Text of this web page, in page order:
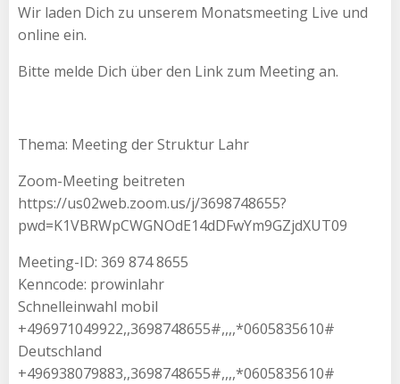
Wir laden Dich zu unserem Monatsmeeting Live und
online ein.
Bitte melde Dich über den Link zum Meeting an.
Thema: Meeting der Struktur Lahr
Zoom-Meeting beitreten
https://us02web.zoom.us/j/3698748655?
pwd=K1VBRWpCWGNOdE14dDFwYm9GZjdXUT09
Meeting-ID: 369 874 8655
Kenncode: prowinlahr
Schnelleinwahl mobil
+496971049922,,3698748655#,,,,*0605835610#
Deutschland
+496938079883,,3698748655#,,,,*0605835610#